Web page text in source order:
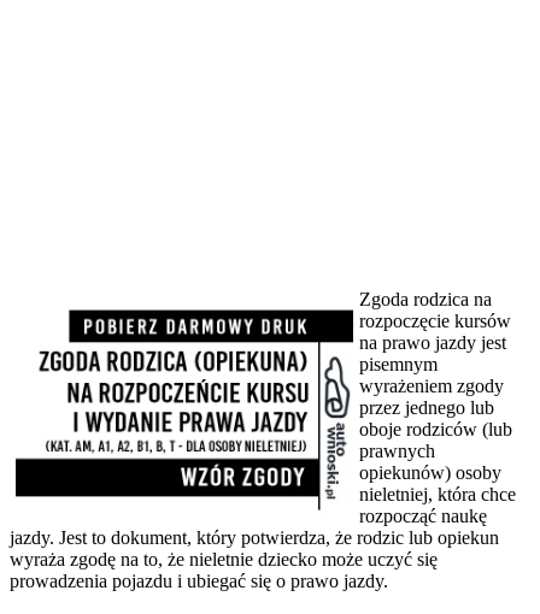
Zgoda rodzica na
rozpoczęcie kursów
na prawo jazdy jest
pisemnym
wyrażeniem zgody
przez jednego lub
oboje rodziców (lub
prawnych
opiekunów) osoby
nieletniej, która chce
rozpocząć naukę
jazdy. Jest to dokument, który potwierdza, że rodzic lub opiekun
wyraża zgodę na to, że nieletnie dziecko może uczyć się
prowadzenia pojazdu i ubiegać się o prawo jazdy.